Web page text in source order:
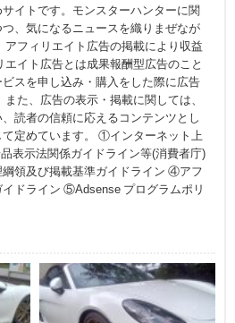
イトです。モンスターハンターに関
、気になるニュースを織りまぜなが
アフィリエイト広告の掲載により収益
イト広告とは成果報酬型広告のこと
スを申し込み・購入をした際に広告
た、広告の表示・掲載に関しては、
読者の信頼に応えるコンテンツとし
定めています。 ①インターネット上
表示法関係ガイドライン等(消費者庁)
領及び掲載基準ガイドライン ④アフ
イドライン ⑤Adsense プログラムポリ